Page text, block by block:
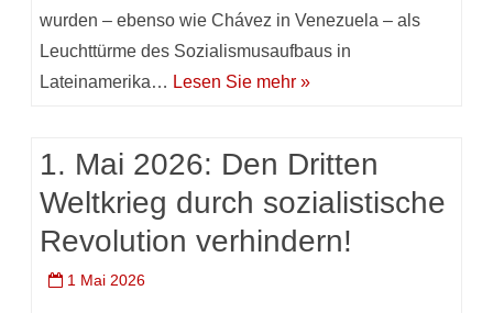
wurden – ebenso wie Chávez in Venezuela – als
Leuchttürme des Sozialismusaufbaus in
Lateinamerika… Lesen Sie mehr »
1. Mai 2026: Den Dritten
Weltkrieg durch sozialistische
Revolution verhindern!
1 Mai 2026